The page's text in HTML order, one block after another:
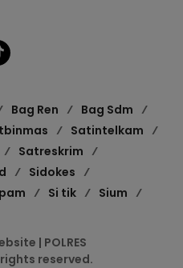
Bag Ren
Bag Sdm
Satintelkam
Satreskrim
Sidokes
Si tik
Sium
| POLRES
rights reserved.